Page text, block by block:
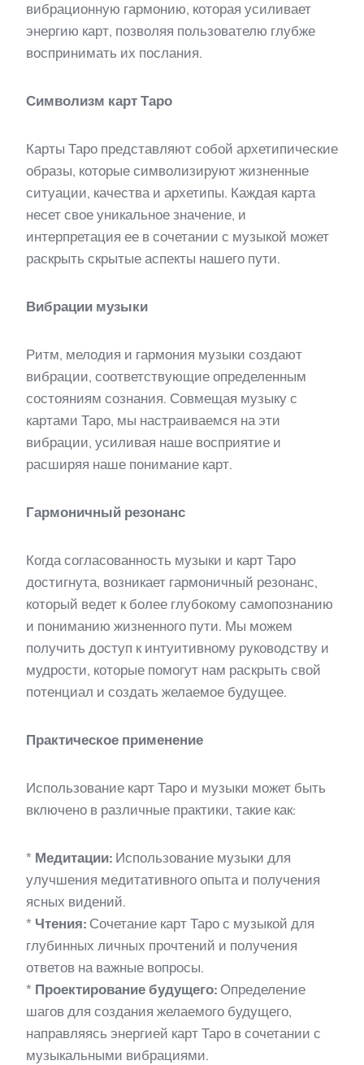
вибрационную гармонию, которая усиливает
энергию карт, позволяя пользователю глубже
воспринимать их послания.
Символизм карт Таро
Карты Таро представляют собой архетипические
образы, которые символизируют жизненные
ситуации, качества и архетипы. Каждая карта
несет свое уникальное значение, и
интерпретация ее в сочетании с музыкой может
раскрыть скрытые аспекты нашего пути.
Вибрации музыки
Ритм, мелодия и гармония музыки создают
вибрации, соответствующие определенным
состояниям сознания. Совмещая музыку с
картами Таро, мы настраиваемся на эти
вибрации, усиливая наше восприятие и
расширяя наше понимание карт.
Гармоничный резонанс
Когда согласованность музыки и карт Таро
достигнута, возникает гармоничный резонанс,
который ведет к более глубокому самопознанию
и пониманию жизненного пути. Мы можем
получить доступ к интуитивному руководству и
мудрости, которые помогут нам раскрыть свой
потенциал и создать желаемое будущее.
Практическое применение
Использование карт Таро и музыки может быть
включено в различные практики, такие как:
* Медитации: Использование музыки для
улучшения медитативного опыта и получения
ясных видений.
* Чтения: Сочетание карт Таро с музыкой для
глубинных личных прочтений и получения
ответов на важные вопросы.
* Проектирование будущего: Определение
шагов для создания желаемого будущего,
направляясь энергией карт Таро в сочетании с
музыкальными вибрациями.